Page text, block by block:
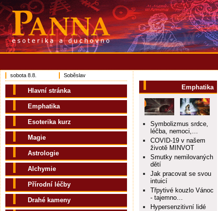
Emphatika
Symbolizmus srdce,
léčba, nemoci,…
COVID-19 v našem
životě MINVOT
Smutky nemilovaných
dětí
Jak pracovat se svou
intuicí
Třpytivé kouzlo Vánoc
- tajemno…
Hypersenzitivní lidé
sobota 8.8. Soběslav
Hlavní stránka
Emphatika
Esoterika kurz
Magie
Astrologie
Alchymie
Přírodní léčby
Drahé kameny